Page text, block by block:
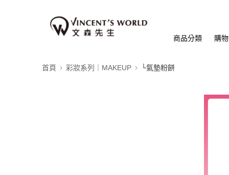
商品分類 購
首頁 彩妝系列｜MAKEUP └氣墊粉餅